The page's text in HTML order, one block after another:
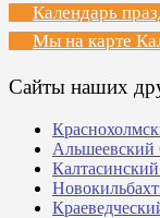
Календарь
Мы на карте
Сайты наших
Альшеевский